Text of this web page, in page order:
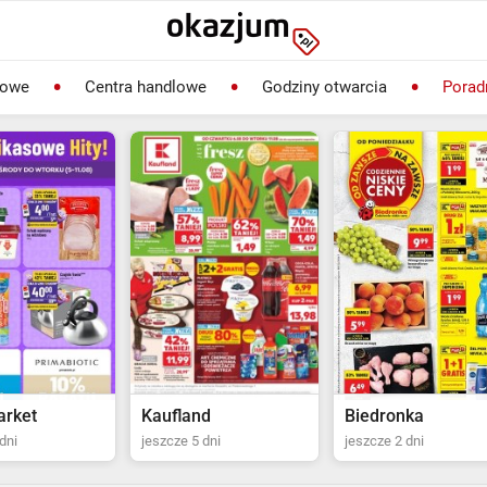
Centra handlowe Godziny otwarcia
Kaufland
jeszcze 5 dni
Biedronka
jeszcze 2 dni